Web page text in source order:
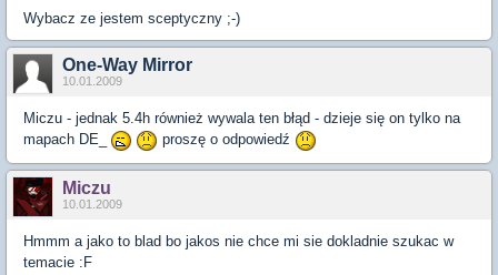
Wybacz ze jestem sceptyczny ;-)
One-Way Mirror
10.01.2009
Miczu - jednak 5.4h również wywala ten błąd - dzieje się on tylko na
mapach DE_
proszę o odpowiedź
Miczu
10.01.2009
Hmmm a jako to blad bo jakos nie chce mi sie dokladnie szukac w
temacie :F